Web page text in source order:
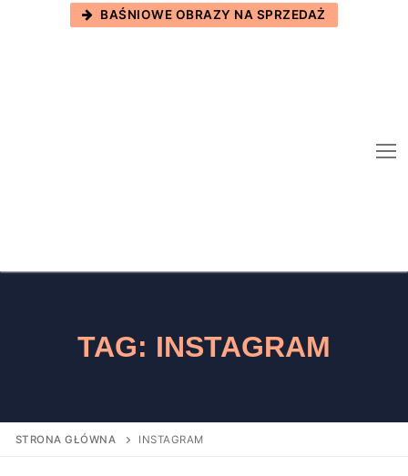
BAŚNIOWE OBRAZY NA SPRZEDAŻ
TAG: INSTAGRAM
STRONA GŁÓWNA INSTAGRAM